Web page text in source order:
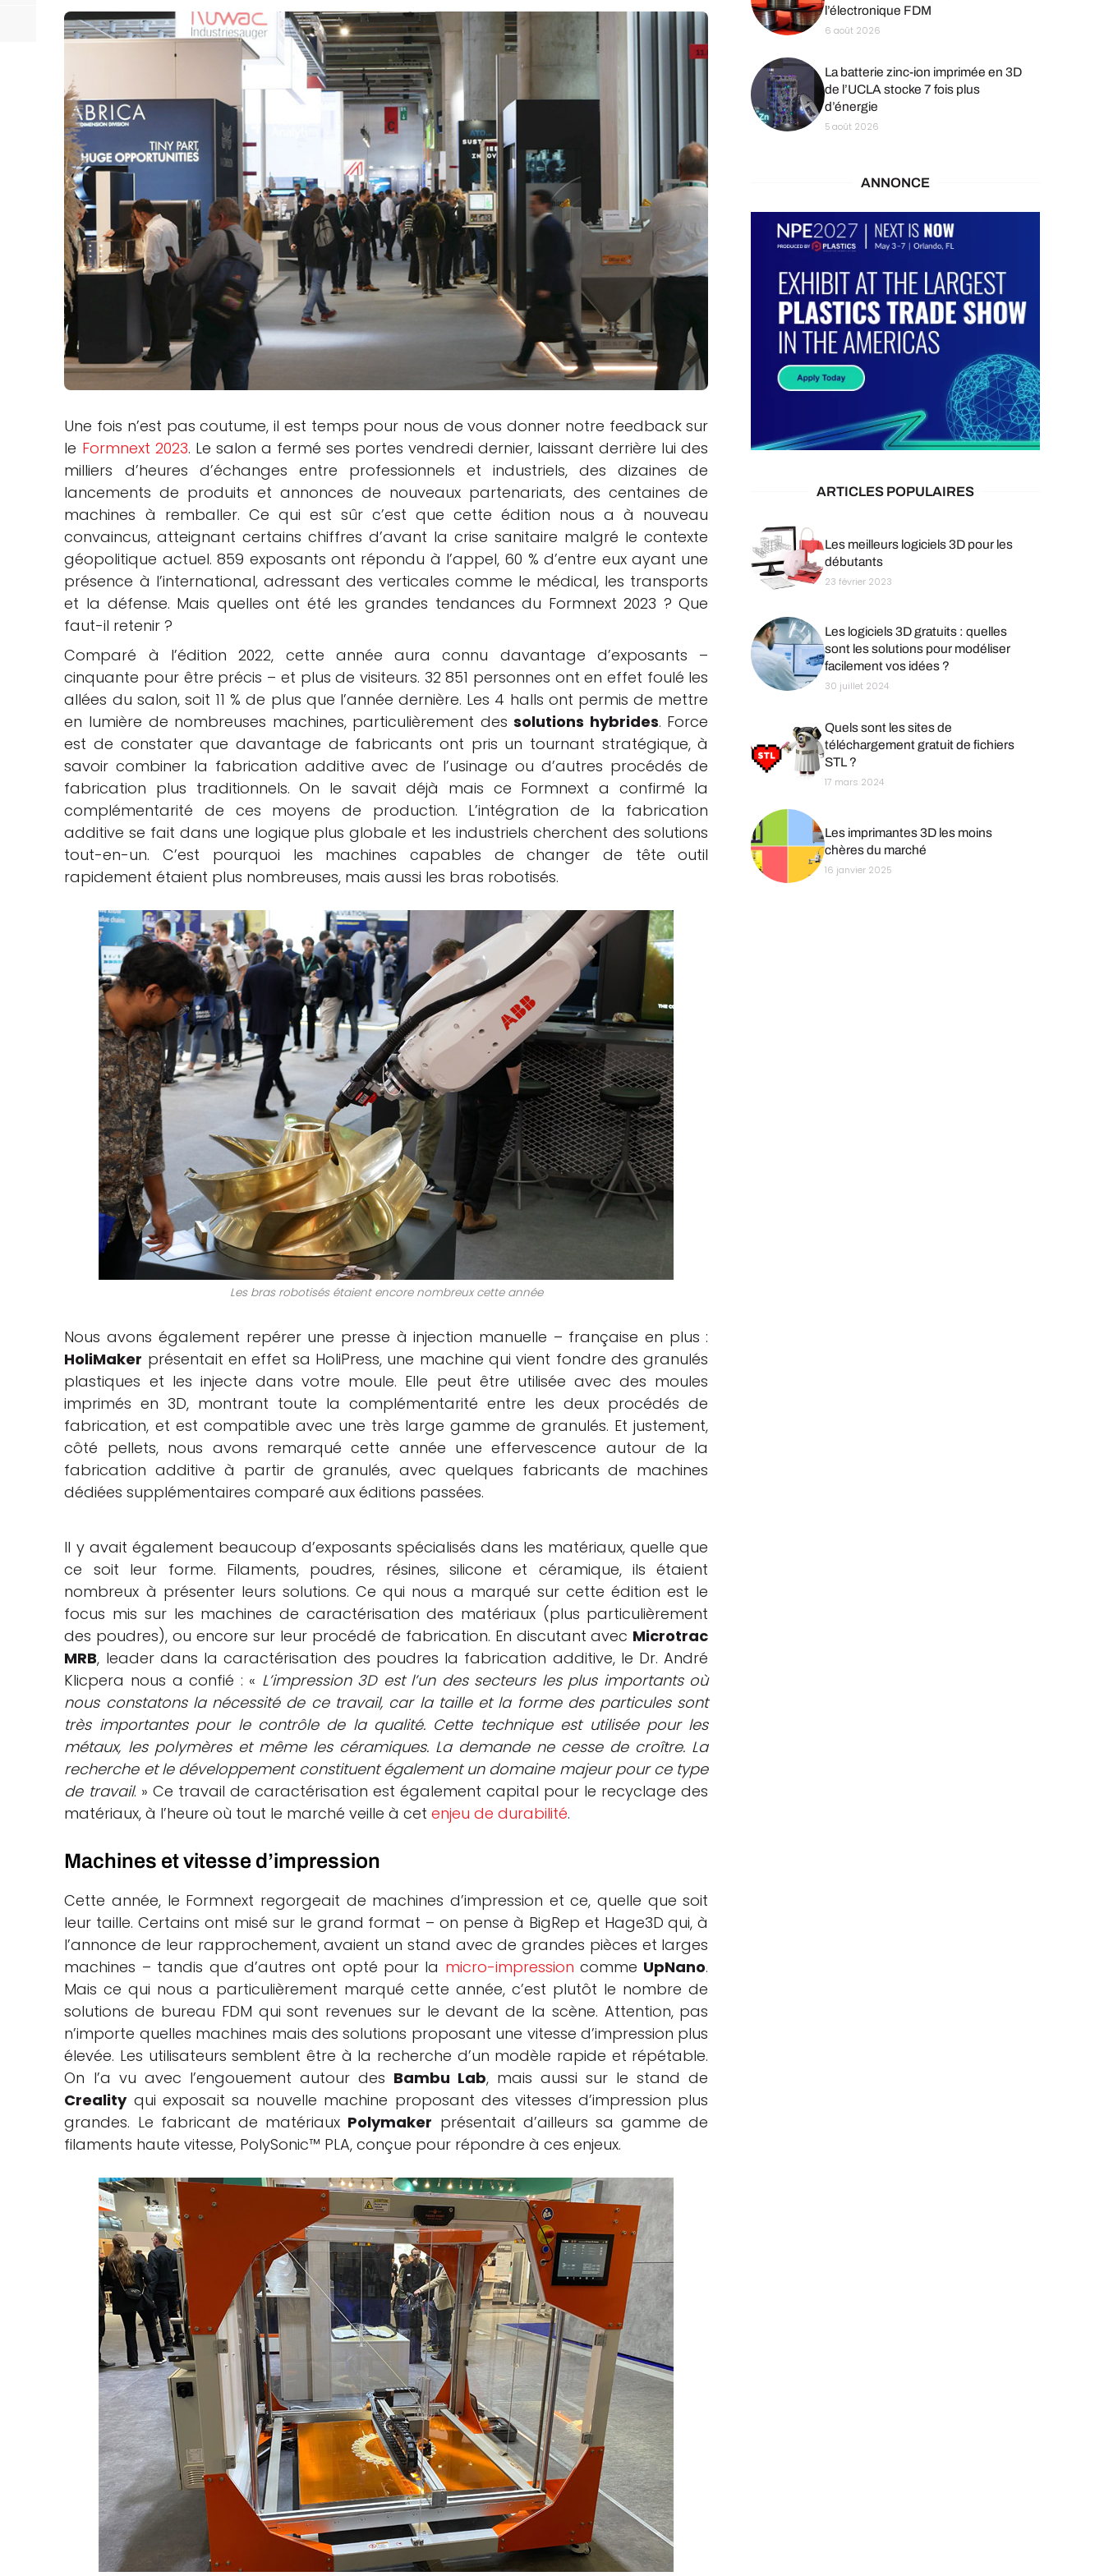
Logiciels 3D
Matériaux
Scanners 3D
Vidéos
Une fois n’est pas coutume, il est temps pour nous de vous donner notre feedback sur
le Formnext 2023. Le salon a fermé ses portes vendredi dernier, laissant derrière lui des
milliers d’heures d’échanges entre professionnels et industriels, des dizaines de
lancements de produits et annonces de nouveaux partenariats, des centaines de
machines à remballer. Ce qui est sûr c’est que cette édition nous a à nouveau
convaincus, atteignant certains chiffres d’avant la crise sanitaire malgré le contexte
géopolitique actuel. 859 exposants ont répondu à l’appel, 60 % d’entre eux ayant une
présence à l’international, adressant des verticales comme le médical, les transports
et la défense. Mais quelles ont été les grandes tendances du Formnext 2023 ? Que
faut-il retenir ?
Comparé à l’édition 2022, cette année aura connu davantage d’exposants –
cinquante pour être précis – et plus de visiteurs. 32 851 personnes ont en effet foulé les
allées du salon, soit 11 % de plus que l’année dernière. Les 4 halls ont permis de mettre
en lumière de nombreuses machines, particulièrement dessolutions hybrides. Force
est de constater que davantage de fabricants ont pris un tournant stratégique, à
savoir combiner la fabrication additive avec de l’usinage ou d’autres procédés de
fabrication plus traditionnels. On le savait déjà mais ce Formnext a confirmé la
complémentarité de ces moyens de production. L’intégration de la fabrication
additive se fait dans une logique plus globale et les industriels cherchent des solutions
tout-en-un. C’est pourquoi les machines capables de changer de tête outil
rapidement étaient plus nombreuses, mais aussi les bras robotisés.
Les bras robotisés étaient encore nombreux cette année
Nous avons également repérer une presse à injection manuelle – française en plus :
HoliMaker présentait en effet sa HoliPress, une machine qui vient fondre des granulés
plastiques et les injecte dans votre moule. Elle peut être utilisée avec des moules
imprimés en 3D, montrant toute la complémentarité entre les deux procédés de
fabrication, et est compatible avec une très large gamme de granulés. Et justement,
côté pellets, nous avons remarqué cette année une effervescence autour de la
fabrication additive à partir de granulés, avec quelques fabricants de machines
dédiées supplémentaires comparé aux éditions passées.
Il y avait également beaucoup d’exposants spécialisés dans les matériaux, quelle que
ce soit leur forme. Filaments, poudres, résines, silicone et céramique, ils étaient
nombreux à présenter leurs solutions. Ce qui nous a marqué sur cette édition est le
focus mis sur les machines de caractérisation des matériaux (plus particulièrement
des poudres), ou encore sur leur procédé de fabrication. En discutant avec Microtrac
MRB, leader dans la caractérisation des poudres la fabrication additive, le Dr. André
Klicpera nous a confié : « L’impression 3D est l’un des secteurs les plus importants où
nous constatons la nécessité de ce travail, car la taille et la forme des particules sont
très importantes pour le contrôle de la qualité. Cette technique est utilisée pour les
métaux, les polymères et même les céramiques. La demande ne cesse de croître. La
recherche et le développement constituent également un domaine majeur pour ce type
de travail. » Ce travail de caractérisation est également capital pour le recyclage des
matériaux, à l’heure où tout le marché veille à cetenjeu de durabilité.
Machines et vitesse d’impression
Cette année, le Formnext regorgeait de machines d’impression et ce, quelle que soit
leur taille. Certains ont misé sur le grand format – on pense à BigRep et Hage3D qui, à
l’annonce de leur rapprochement, avaient un stand avec de grandes pièces et larges
machines – tandis que d’autres ont opté pour la micro-impression comme UpNano.
Mais ce qui nous a particulièrement marqué cette année, c’est plutôt le nombre de
solutions de bureau FDM qui sont revenues sur le devant de la scène. Attention, pas
n’importe quelles machines mais des solutions proposant une vitesse d’impression plus
élevée. Les utilisateurs semblent être à la recherche d’un modèle rapide et répétable.
On l’a vu avec l’engouement autour des Bambu Lab, mais aussi sur le stand de
Crealityqui exposait sa nouvelle machine proposant des vitesses d’impression plus
grandes. Le fabricant de matériaux Polymaker présentait d’ailleurs sa gamme de
filaments haute vitesse, PolySonic™ PLA, conçue pour répondre à ces enjeux.
l’électronique FDM
6 août 2026
La batterie zinc-ion imprimée en 3D
de l’UCLA stocke 7 fois plus
d’énergie
5 août 2026
ANNONCE
ARTICLES POPULAIRES
Les meilleurs logiciels 3D pour les
débutants
23 février 2023
Les logiciels 3D gratuits : quelles
sont les solutions pour modéliser
facilement vos idées ?
30 juillet 2024
Quels sont les sites de
téléchargement gratuit de fichiers
STL ?
17 mars 2024
Les imprimantes 3D les moins
chères du marché
16 janvier 2025